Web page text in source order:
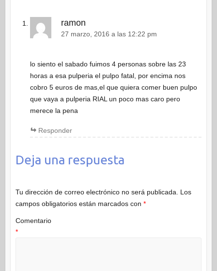
ramon
27 marzo, 2016 a las 12:22 pm
lo siento el sabado fuimos 4 personas sobre las 23
horas a esa pulperia el pulpo fatal, por encima nos
cobro 5 euros de mas,el que quiera comer buen pulpo
que vaya a pulperia RIAL un poco mas caro pero
merece la pena
Responder
Deja una respuesta
Tu dirección de correo electrónico no será publicada.
Los
campos obligatorios están marcados con *
Comentario
*